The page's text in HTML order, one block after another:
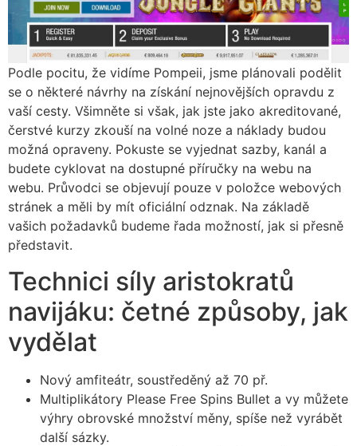
Podle pocitu, že vidíme Pompeii, jsme plánovali podělit
se o některé návrhy na získání nejnovějších opravdu z
vaší cesty. Všimněte si však, jak jste jako akreditované,
čerstvé kurzy zkouší na volné noze a náklady budou
možná opraveny. Pokuste se vyjednat sazby, kanál a
budete cyklovat na dostupné příručky na webu na
webu. Průvodci se objevují pouze v položce webových
stránek a měli by mít oficiální odznak. Na základě
vašich požadavků budeme řada možností, jak si přesně
představit.
Technici síly aristokratů
navijáku: četné způsoby, jak
vydělat
Nový amfiteátr, soustředěný až 70 př.
Multiplikátory Please Free Spins Bullet a vy můžete
výhry obrovské množství měny, spíše než vyrábět
další sázky.